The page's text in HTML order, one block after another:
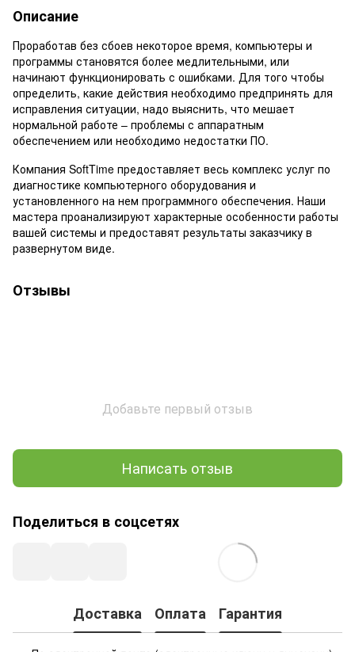
Описание
Проработав без сбоев некоторое время, компьютеры и
программы становятся более медлительными, или
начинают функционировать с ошибками. Для того чтобы
определить, какие действия необходимо предпринять для
исправления ситуации, надо выяснить, что мешает
нормальной работе – проблемы с аппаратным
обеспечением или необходимо недостатки ПО.
Компания SoftTime предоставляет весь комплекс услуг по
диагностике компьютерного оборудования и
установленного на нем программного обеспечения. Наши
мастера проанализируют характерные особенности работы
вашей системы и предоставят результаты заказчику в
развернутом виде.
Отзывы
Добавьте первый отзыв
Написать отзыв
Поделиться в соцсетях
Доставка Оплата Гарантия